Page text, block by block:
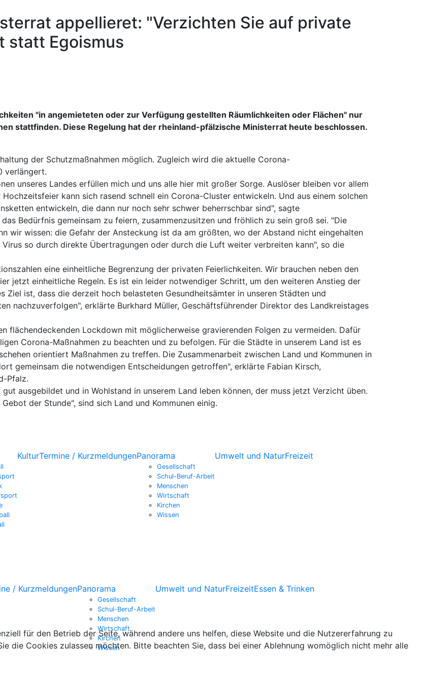
appellieret: "Verzichten Sie auf private
statt Egoismus
"in angemieteten oder zur Verfügung gestellten Räumlichkeiten oder Flächen" nur
stattfinden. Diese Regelung hat der rheinland-pfälzische Ministerrat heute beschlossen.
der Schutzmaßnahmen möglich. Zugleich wird die aktuelle Corona-
verlängert.
unseres Landes erfüllen mich und uns alle hier mit großer Sorge. Auslöser bleiben vor allem
kann sich rasend schnell ein Corona-Cluster entwickeln. Und aus einem solchen
entwickeln, die dann nur noch sehr schwer beherrschbar sind", sagte
Bedürfnis gemeinsam zu feiern, zusammenzusitzen und fröhlich zu sein groß sei. "Die
wir wissen: die Gefahr der Ansteckung ist da am größten, wo der Abstand nicht eingehalten
so durch direkte Übertragungen oder durch die Luft weiter verbreiten kann", so die
eine einheitliche Begrenzung der privaten Feierlichkeiten. Wir brauchen neben den
jetzt einheitliche Regeln. Es ist ein leider notwendiger Schritt, um den weiteren Anstieg der
Ziel ist, dass die derzeit hoch belasteten Gesundheitsämter in unseren Städten und
nachzuverfolgen", erklärte Burkhard Müller, Geschäftsführender Direktor des Landkreistages
flächendeckenden Lockdown mit möglicherweise gravierenden Folgen zu vermeiden. Dafür
Corona-Maßnahmen zu beachten und zu befolgen. Für die Städte in unserem Land ist es
orientiert Maßnahmen zu treffen. Die Zusammenarbeit zwischen Land und Kommunen in
gemeinsam die notwendigen Entscheidungen getroffen", erklärte Fabian Kirsch,
Pfalz.
ausgebildet und in Wohlstand in unserem Land leben können, der muss jetzt Verzicht üben.
der Stunde", sind sich Land und Kommunen einig.
KulturTermine / KurzmeldungenPanorama
Gesellschaft
Schul-Beruf-Arbeit
Menschen
Wirtschaft
Kirchen
Wissen
Umwelt und NaturFreizeit
/ KurzmeldungenPanorama
Gesellschaft
Schul-Beruf-Arbeit
Menschen
Wirtschaft
Kirchen
Wissen
Umwelt und NaturFreizeitEssen & Trinken
für den Betrieb der Seite, während andere uns helfen, diese Website und die Nutzererfahrung zu
die Cookies zulassen möchten. Bitte beachten Sie, dass bei einer Ablehnung womöglich nicht mehr alle